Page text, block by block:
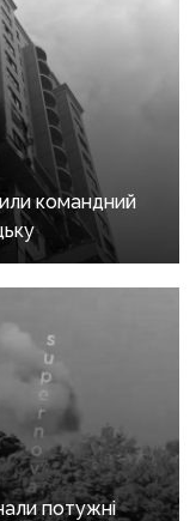
командний
потужні